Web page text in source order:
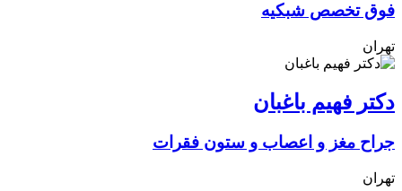
فوق تخصص شبکیه
تهران
دکتر فهیم باغبان
جراح مغز و اعصاب و ستون فقرات
تهران